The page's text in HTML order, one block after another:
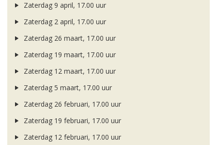
Zaterdag 9 april, 17.00 uur
Zaterdag 2 april, 17.00 uur
Zaterdag 26 maart, 17.00 uur
Zaterdag 19 maart, 17.00 uur
Zaterdag 12 maart, 17.00 uur
Zaterdag 5 maart, 17.00 uur
Zaterdag 26 februari, 17.00 uur
Zaterdag 19 februari, 17.00 uur
Zaterdag 12 februari, 17.00 uur